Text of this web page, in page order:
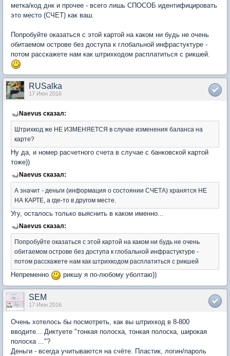
метка/код днк и прочее - всего лишь СПОСОБ идентифицировать
это место (СЧЕТ) как ваш.
Попробуйте оказаться с этой картой на каком ни будь не очень
обитаемом острове без доступа к глобальной инфрастуктуре -
потом расскажете нам как штрихкодом расплатиться с рикшей.
RUSalka
17 Июн 2016
Naevus сказал:
Штрихкод же НЕ ИЗМЕНЯЕТСЯ в случае изменения баланса на
карте?
Ну да, и номер расчетного счета в случае с банковской картой
тоже))
Naevus сказал:
А значит - деньги (информация о состоянии СЧЕТА) хранятся НЕ
НА КАРТЕ, а где-то в другом месте.
Угу, осталось только выяснить в каком именно...
Naevus сказал:
Попробуйте оказаться с этой картой на каком ни будь не очень
обитаемом острове без доступа к глобальной инфрастуктуре -
потом расскажете нам как штрихкодом расплатиться с рикшей
Непременно рикшу я по-любому уболтаю))
SEM
17 Июн 2016
Очень хотелось бы посмотреть, как вы штрихкод в 8-800
вводите... Диктуете "тонкая полоска, тонкая полоска, широкая
полоска ..."?
Деньги - всегда учитываются на счёте. Пластик, логин/пароль